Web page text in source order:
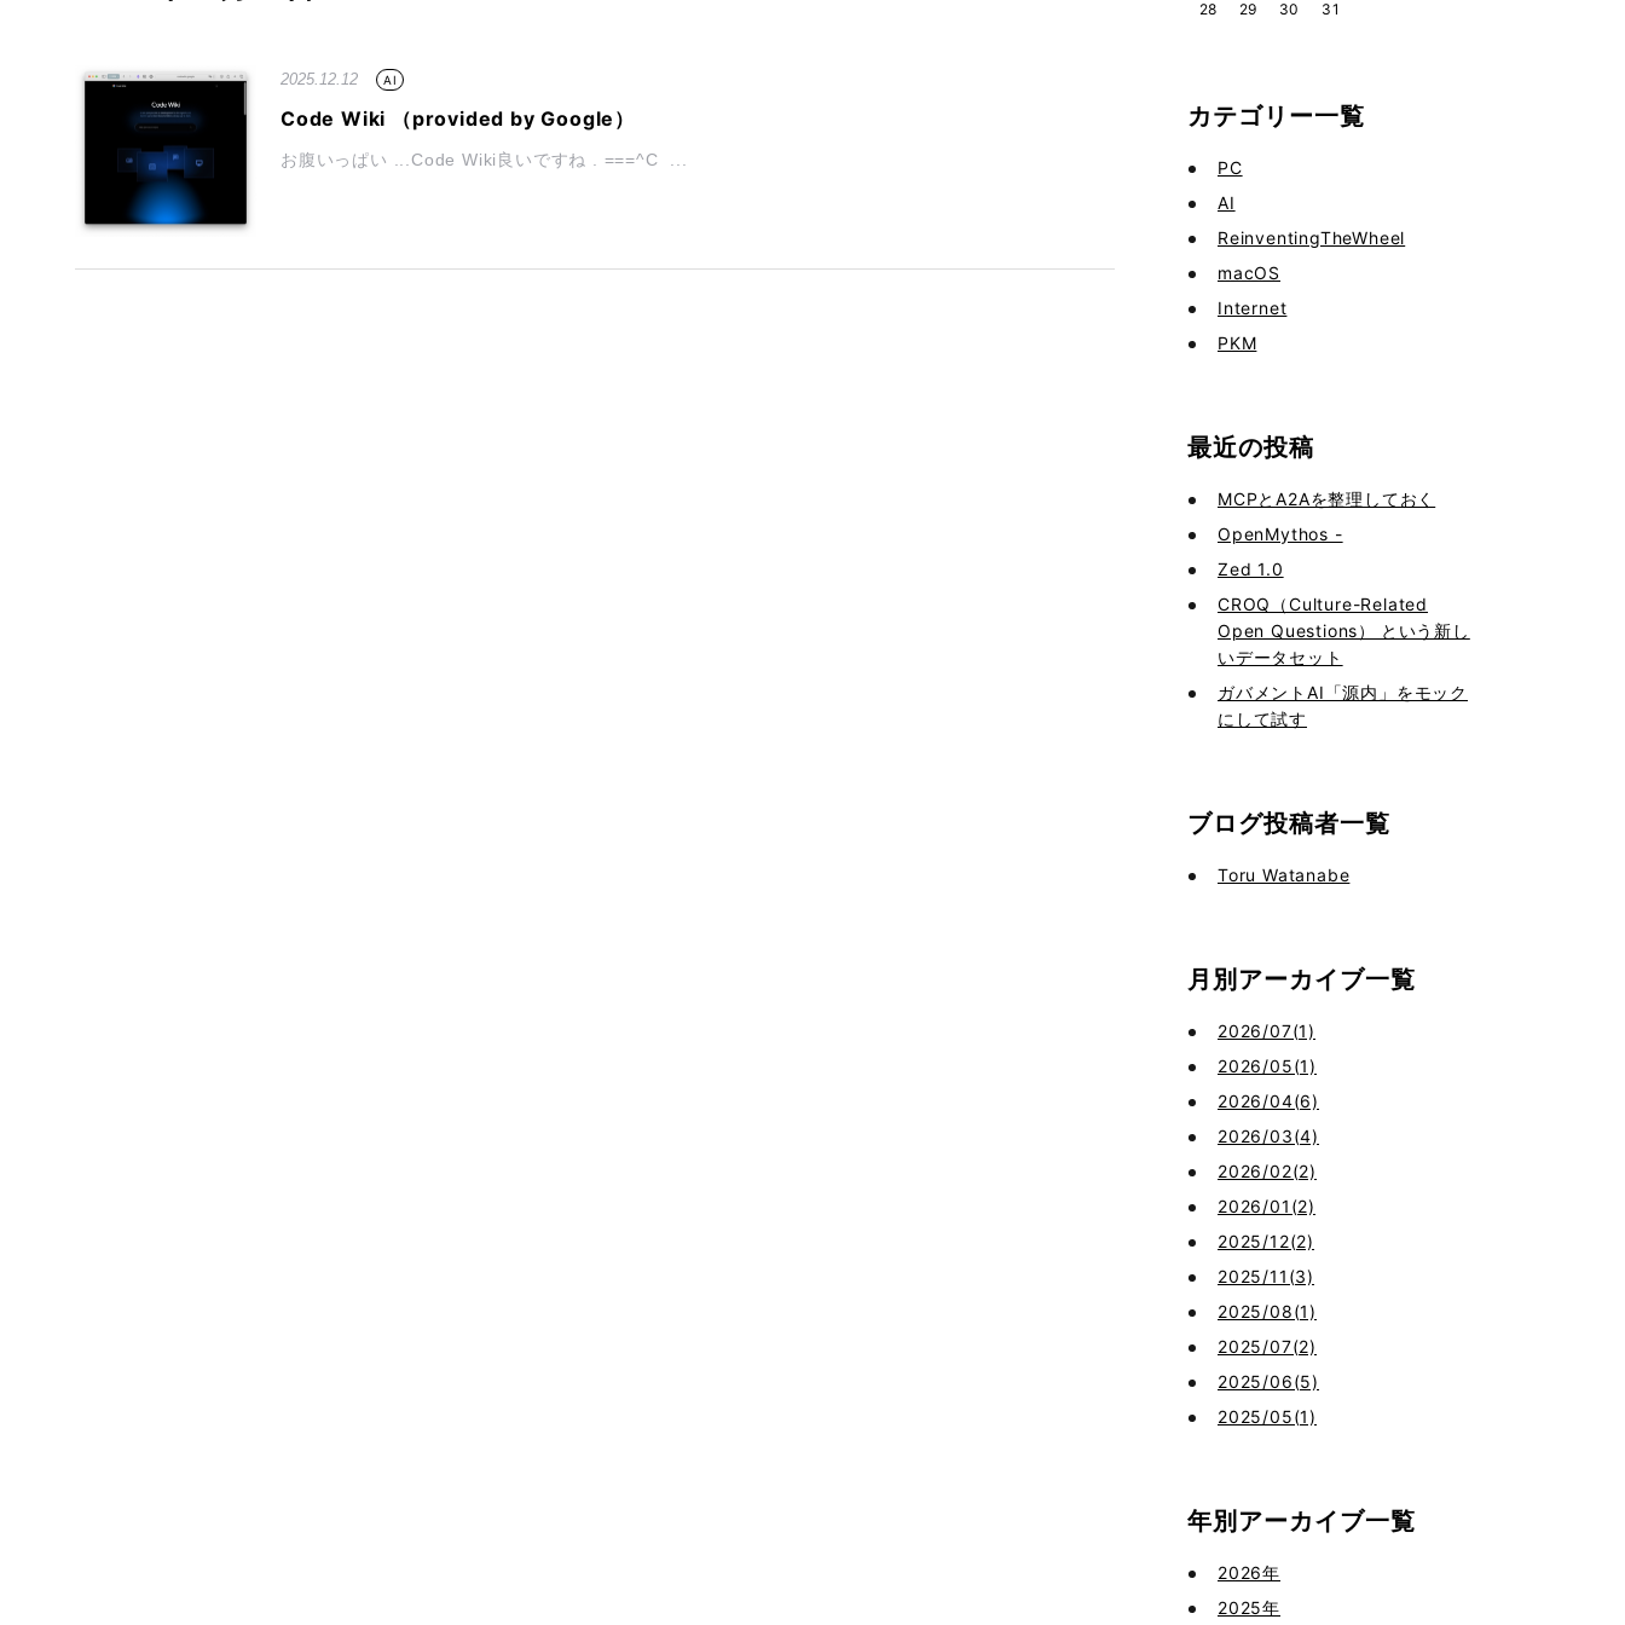
2025.12.12 AI
Code Wiki （provided by Google）
お腹いっぱい ...Code Wiki良いですね . ===^C ...
28
29 30 31
カテゴリー一覧
PC
AI
ReinventingTheWheel
macOS
Internet
PKM
最近の投稿
MCPとA2Aを整理しておく
OpenMythos -
Zed 1.0
CROQ（Culture-Related
Open Questions） という新し
いデータセット
ガバメントAI「源内」をモック
にして試す
ブログ投稿者一覧
Toru Watanabe
月別アーカイブ一覧
2026/07(1)
2026/05(1)
2026/04(6)
2026/03(4)
2026/02(2)
2026/01(2)
2025/12(2)
2025/11(3)
2025/08(1)
2025/07(2)
2025/06(5)
2025/05(1)
年別アーカイブ一覧
2026年
2025年